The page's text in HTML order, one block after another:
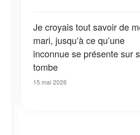
quoi il s'attendait
Je croyais tout savoir de
mari, jusqu’à ce qu’une
inconnue se présente sur
tombe
15 mai 2026